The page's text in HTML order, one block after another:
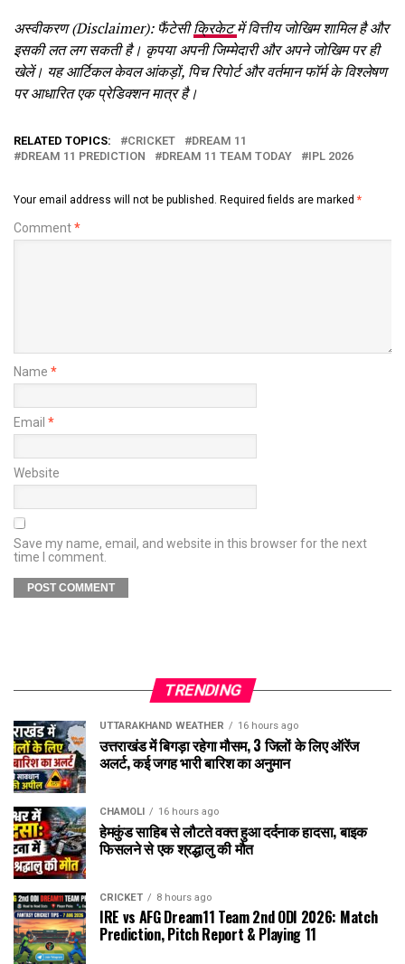
अस्वीकरण (Disclaimer): फैंटेसीक्रिकेटमें वित्तीय जोखिम शामिल है और
इसकी लत लग सकती है। कृपया अपनी जिम्मेदारी और अपने जोखिम पर ही
खेलें। यह आर्टिकल केवल आंकड़ों, पिच रिपोर्ट और वर्तमान फॉर्म के विश्लेषण
पर आधारित एक प्रेडिक्शन मात्र है।
RELATED TOPICS: CRICKET
DREAM 11
DREAM 11 PREDICTION
DREAM 11 TEAM TODAY IPL 2026
Your email address will not be published. Required fields are marked *
Comment*
Name *
Email *
Website
Save my name, email, and website in this browser for the next
time I comment.
TRENDING
UTTARAKHAND WEATHER 16 hours ago
उत्तराखंड में बिगड़ा रहेगा मौसम, 3 जिलों के लिए ऑरेंज
अलर्ट, कई जगह भारी बारिश का अनुमान
CHAMOLI 16 hours ago
हेमकुंड साहिब से लौटते वक्त हुआ दर्दनाक हादसा, बाइक
फिसलने से एक श्रद्धालु की मौत
CRICKET 8 hours ago
IRE vs AFG Dream11 Team 2nd ODI 2026: Match
Prediction, Pitch Report & Playing 11